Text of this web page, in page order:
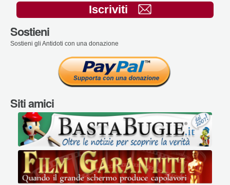
Iscriviti
Sostieni
Sostieni gli Antidoti con una donazione
Siti amici